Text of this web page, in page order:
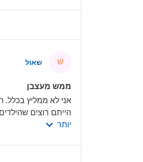
ש שאול
ממש מעצבן
אני לא ממליץ
הייתם רוצים
יותר